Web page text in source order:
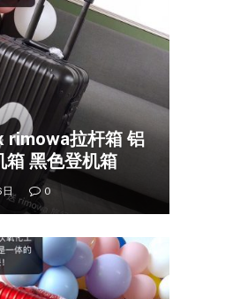
rimowa拉杆箱 铝
黑色登机箱
日 0